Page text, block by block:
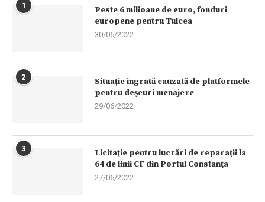
1
Peste 6 milioane de euro, fonduri
europene pentru Tulcea
30/06/2022
2
Situație ingrată cauzată de platformele
pentru deșeuri menajere
29/06/2022
3
Licitaţie pentru lucrări de reparaţii la
64 de linii CF din Portul Constanţa
27/06/2022